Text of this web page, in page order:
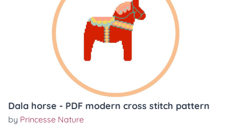
Dala horse - PDF modern cross stitch pattern
by Princesse Nature